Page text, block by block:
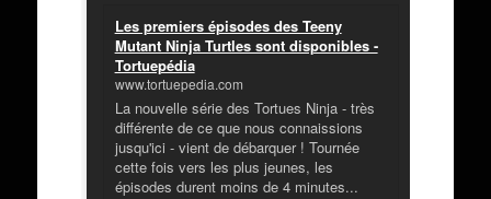
Les premiers épisodes des Teeny
Mutant Ninja Turtles sont disponibles -
Tortuepédia
www.tortuepedia.com
La nouvelle série des Tortues Ninja - très
différente de ce que nous connaissions
jusqu'ici - vient de débarquer ! Tournée
cette fois vers les plus jeunes, les
épisodes durent moins de 4 minutes...